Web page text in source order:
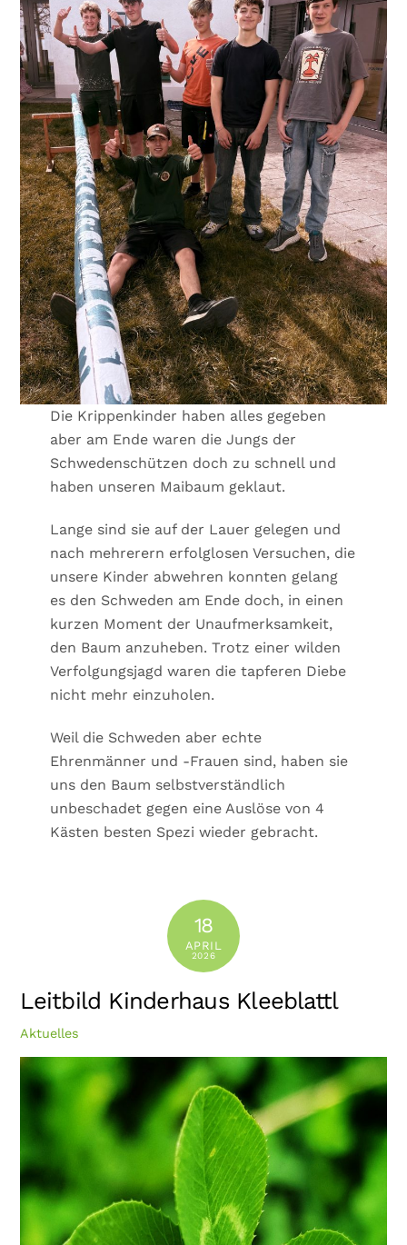
Die Krippenkinder haben alles gegeben
aber am Ende waren die Jungs der
Schwedenschützen doch zu schnell und
haben unseren Maibaum geklaut.
Lange sind sie auf der Lauer gelegen und
nach mehrerern erfolglosen Versuchen, die
unsere Kinder abwehren konnten gelang
es den Schweden am Ende doch, in einen
kurzen Moment der Unaufmerksamkeit,
den Baum anzuheben. Trotz einer wilden
Verfolgungsjagd waren die tapferen Diebe
nicht mehr einzuholen.
Weil die Schweden aber echte
Ehrenmänner und -Frauen sind, haben sie
uns den Baum selbstverständlich
unbeschadet gegen eine Auslöse von 4
Kästen besten Spezi wieder gebracht.
18
APRIL
2026
Leitbild Kinderhaus Kleeblattl
Aktuelles